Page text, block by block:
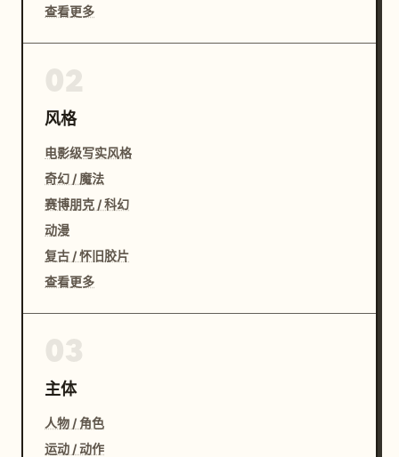
查看更多
风格
电影级写实风格
奇幻 / 魔法
赛博朋克 / 科幻
动漫
复古 / 怀旧胶片
查看更多
主体
人物 / 角色
运动 / 动作